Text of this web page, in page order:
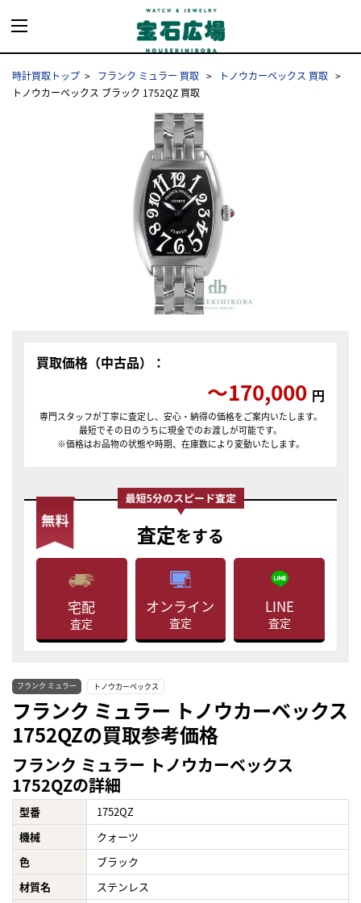
時計買取トップ フランク ミュラー 買取
トノウカーベックス 買取
トノウカーベックス ブラック 1752QZ 買取
買取価格（中古品）：
〜170,000 円
専門スタッフが丁寧に査定し、安心・納得の価格をご案内いたします。
最短でその日のうちに現金でのお渡しが可能です。
※価格はお品物の状態や時期、在庫数により変動いたします。
査定をする
宅配
査定
オンライン
査定
LINE
査定
フランク ミュラー トノウカーベックス
フランク ミュラー トノウカーベックス
1752QZの買取参考価格
フランク ミュラー トノウカーベックス
1752QZの詳細
型番
1752QZ
機械
クォーツ
色
ブラック
材質名
ステンレス